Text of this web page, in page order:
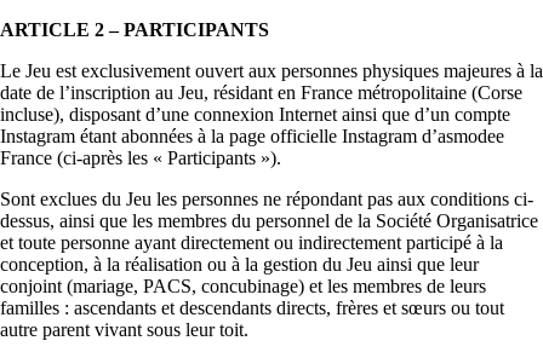
ARTICLE 2 – PARTICIPANTS
Le Jeu est exclusivement ouvert aux personnes physiques majeures à la
date de l’inscription au Jeu, résidant en France métropolitaine (Corse
incluse), disposant d’une connexion Internet ainsi que d’un compte
Instagram étant abonnées à la page officielle Instagram d’asmodee
France (ci-après les « Participants »).
Sont exclues du Jeu les personnes ne répondant pas aux conditions ci-
dessus, ainsi que les membres du personnel de la Société Organisatrice
et toute personne ayant directement ou indirectement participé à la
conception, à la réalisation ou à la gestion du Jeu ainsi que leur
conjoint (mariage, PACS, concubinage) et les membres de leurs
familles : ascendants et descendants directs, frères et sœurs ou tout
autre parent vivant sous leur toit.